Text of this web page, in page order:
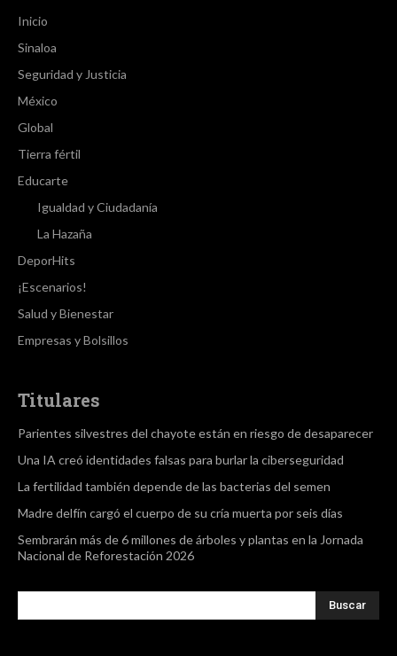
Inicio
Sinaloa
Seguridad y Justicia
México
Global
Tierra fértil
Educarte
Igualdad y Ciudadanía
La Hazaña
DeporHits
¡Escenarios!
Salud y Bienestar
Empresas y Bolsillos
Titulares
Parientes silvestres del chayote están en riesgo de desaparecer
Una IA creó identidades falsas para burlar la ciberseguridad
La fertilidad también depende de las bacterias del semen
Madre delfín cargó el cuerpo de su cría muerta por seis días
Sembrarán más de 6 millones de árboles y plantas en la Jornada
Nacional de Reforestación 2026
Buscar